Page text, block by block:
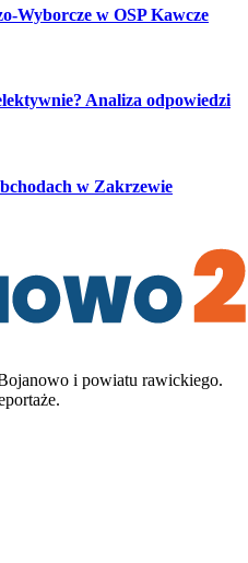
Wyborcze w OSP Kawcze
Analiza odpowiedzi
w Zakrzewie
i powiatu rawickiego.